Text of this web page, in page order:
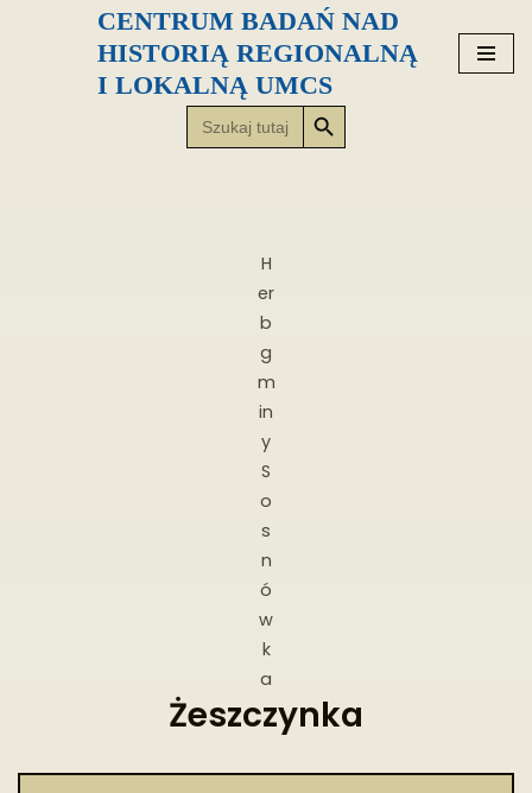
CENTRUM BADAŃ NAD
HISTORIĄ REGIONALNĄ
I LOKALNĄ UMCS
Search
for:
Search Button
H
er
b
g
m
in
y
S
o
s
n
ó
w
k
a
Żeszczynka